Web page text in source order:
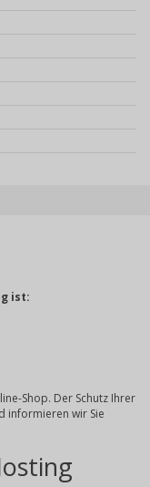
ist:
Shop. Der Schutz Ihrer
informieren wir Sie